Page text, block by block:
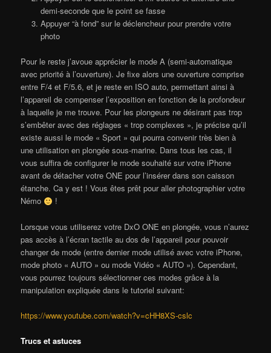
demi-seconde que le point se fasse
Appuyer “à fond” sur le déclencheur pour prendre votre
photo
Pour le reste j’avoue apprécier le mode A (semi-automatique
avec priorité à l’ouverture). Je fixe alors une ouverture comprise
entre F/4 et F/5.6, et je reste en ISO auto, permettant ainsi à
l’appareil de compenser l’exposition en fonction de la profondeur
à laquelle je me trouve. Pour les plongeurs ne désirant pas trop
s’embêter avec des réglages « trop complexes », je précise qu’il
existe aussi le mode « Sport » qui pourra convenir très bien à
une utilisation en plongée sous-marine. Dans tous les cas, il
vous suffira de configurer le mode souhaité sur votre iPhone
avant de détacher votre ONE pour l’insérer dans son caisson
étanche. Ca y est ! Vous êtes prêt pour aller photographier votre
Némo
!
Lorsque vous utiliserez votre DxO ONE en plongée, vous n’aurez
pas accès à l’écran tactile au dos de l’appareil pour pouvoir
changer de mode (entre dernier mode utilisé avec votre iPhone,
mode photo « AUTO » ou mode Vidéo « AUTO »). Cependant,
vous pourrez toujours sélectionner ces modes grâce à la
manipulation expliquée dans le tutoriel suivant:
https://www.youtube.com/watch?v=cHH8XS-cslc
Trucs et astuces